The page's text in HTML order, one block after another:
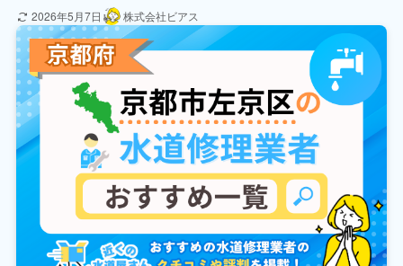
2026年5月7日 株式会社ビアス